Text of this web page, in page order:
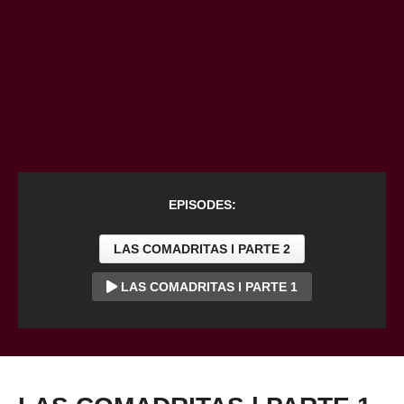
EPISODES:
LAS COMADRITAS l PARTE 2
LAS COMADRITAS l PARTE 1